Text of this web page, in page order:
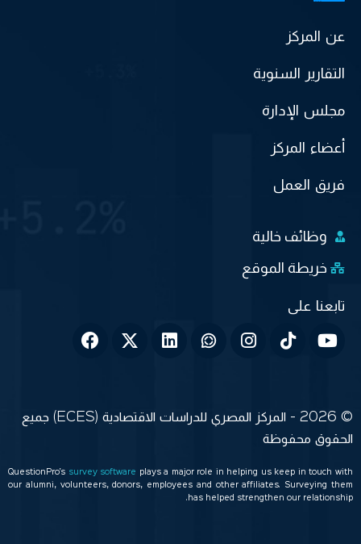
عن المركز
التقارير السنوية
مجلس الإدارة
أعضاء المركز
فريق العمل
وظائف خالية
خريطة الموقع
© 2026 - المركز المصري للدراسات الاقتصادية (ECES) جميع
الحقوق محفوظة
QuestionPro’s survey software
plays a major role in helping us keep in touch with
our alumni, volunteers, donors, employees and other affiliates. Surveying them
has helped strengthen our relationship.